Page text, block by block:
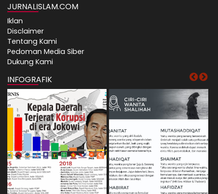
JURNALISLAM.COM
Iklan
Disclaimer
Tentang Kami
Pedoman Media Siber
Dukung Kami
INFOGRAFIK